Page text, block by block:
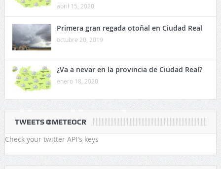
abril 15, 2020
Primera gran regada otoñal en Ciudad Real
octubre 20, 2019
¿Va a nevar en la provincia de Ciudad Real?
enero 18, 2020
TWEETS @METEOCR
Check your twitter API's keys